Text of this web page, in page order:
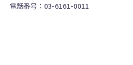
電話番号：03-6161-0011